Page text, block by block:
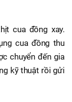
cua đồng xay.
cua đồng thu
chuyển đến gia
kỹ thuật rồi gửi